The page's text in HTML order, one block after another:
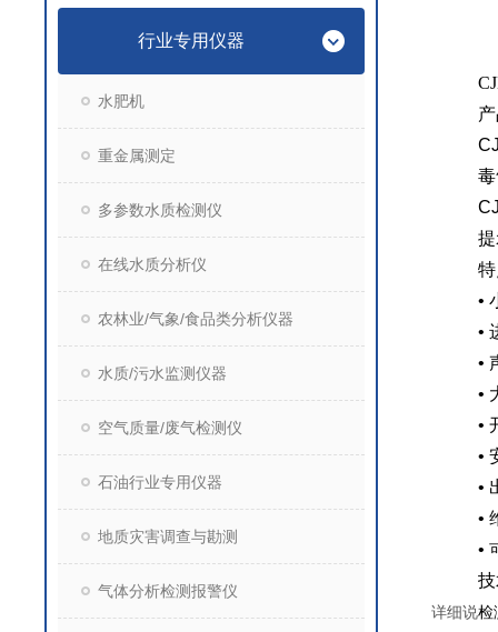
行业专用仪器
水肥机
重金属测定
多参数水质检测仪
在线水质分析仪
农林业/气象/食品类分析仪器
水质/污水监测仪器
空气质量/废气检测仪
石油行业专用仪器
地质灾害调查与勘测
气体分析检测报警仪
详细说
•
•
•
•
•
•
•
•
•
检